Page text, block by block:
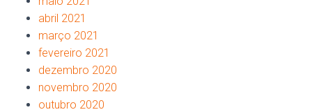
abril 2021
março 2021
fevereiro 2021
dezembro 2020
novembro 2020
outubro 2020